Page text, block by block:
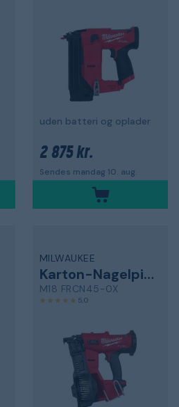
uden batteri og oplader
2 875 kr.
Sendes mandag 10. aug.
MILWAUKEE
Karton-Nagelpistol
M18 FRCN45-0X
5,0